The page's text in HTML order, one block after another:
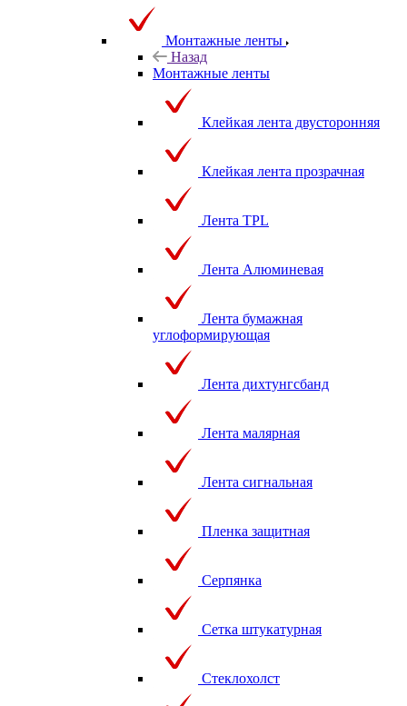
Монтажные ленты
Назад
Монтажные ленты
Клейкая лента двусторонняя
Клейкая лента прозрачная
Лента TPL
Лента Алюминевая
Лента бумажная
углоформирующая
Лента дихтунгсбанд
Лента малярная
Лента сигнальная
Пленка защитная
Серпянка
Сетка штукатурная
Стеклохолст